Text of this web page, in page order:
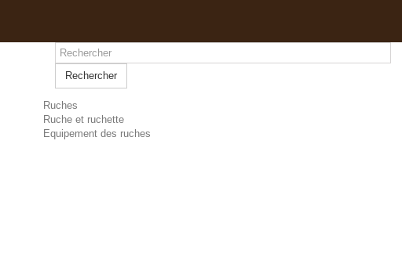
Rechercher
Ruches
Ruche et ruchette
Equipement des ruches